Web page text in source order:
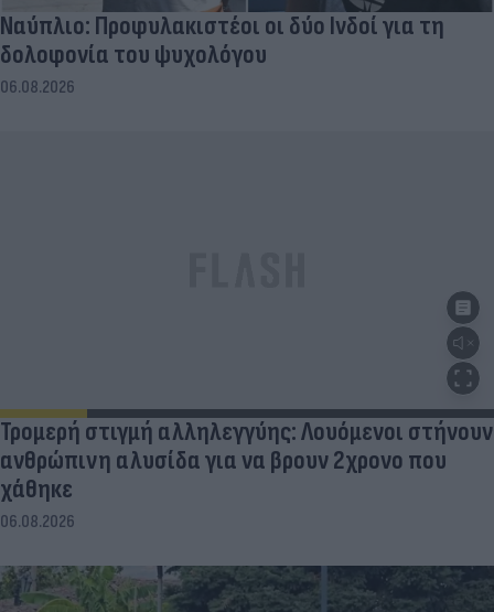
Ναύπλιο: Προφυλακιστέοι οι δύο Ινδοί για τη
δολοφονία του ψυχολόγου
06.08.2026
Τρομερή στιγμή αλληλεγγύης: Λουόμενοι στήνουν
ανθρώπινη αλυσίδα για να βρουν 2χρονο που
χάθηκε
06.08.2026